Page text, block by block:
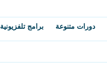
دورات متنوعة برامج تلفزيونية